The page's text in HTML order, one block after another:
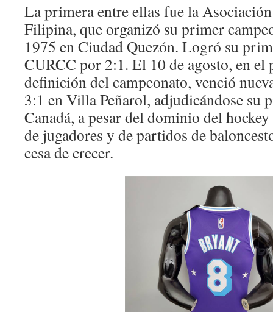
La primera entre ellas fue la
Filipina, que organizó su primer
1975 en Ciudad Quezón. Logró su
CURCC por 2:1. El 10 de agosto, en el
definición del campeonato, venció
3:1 en Villa Peñarol, adjudicándose su
Canadá, a pesar del dominio del
de jugadores y de partidos de
cesa de crecer.